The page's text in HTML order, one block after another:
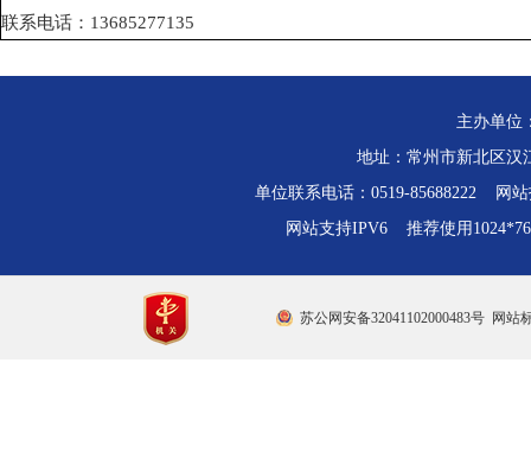
联系电话：13685277135
主办单位
地址：常州市新北区
单位联系电话：0519-85688222 网站
网站支持IPV6 推荐使用
苏公网安备32041102000483号 网站